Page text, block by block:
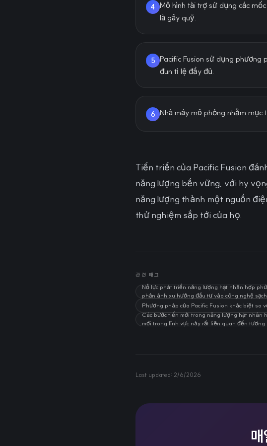
4 Mô hình tài trợ sử dụng các
là gây quỹ.
5 Pacific Fusion sử dụng
đun tỉ lệ đầy đủ.
6 Nhà máy mô phỏng nhằm mục
Tiến triển của Pacific Fusion
năng lượng bền vững, với hy
năng lượng thành một nguồn
thử nghiệm sắp tới của họ.
관련 태그
Nỗ lực phát triển năng lượng hạt nhân hợp
phản ánh xu hướng đầu tư vào công nghệ
Phương pháp của Pacific Fusion khác biệt so
Các bước tiến mới trong năng lượng hạt nhân
mới trong lĩnh vực này rất liên quan đến tương
Last updated: 2/6/2026